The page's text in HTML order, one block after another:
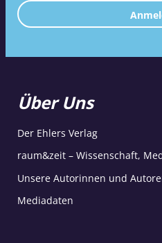
Über Uns
Der Ehlers Verlag
raum&zeit – Wissenschaft,
Unsere Autorinnen und
Mediadaten